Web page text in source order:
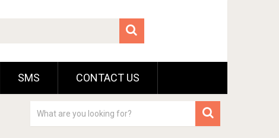
SMS CONTACT US